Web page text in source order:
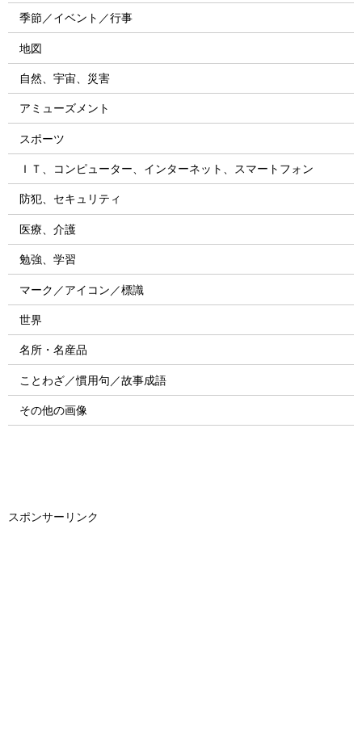
季節／イベント／行事
地図
自然、宇宙、災害
アミューズメント
スポーツ
ＩＴ、コンピューター、インターネット、スマートフォン
防犯、セキュリティ
医療、介護
勉強、学習
マーク／アイコン／標識
世界
名所・名産品
ことわざ／慣用句／故事成語
その他の画像
スポンサーリンク